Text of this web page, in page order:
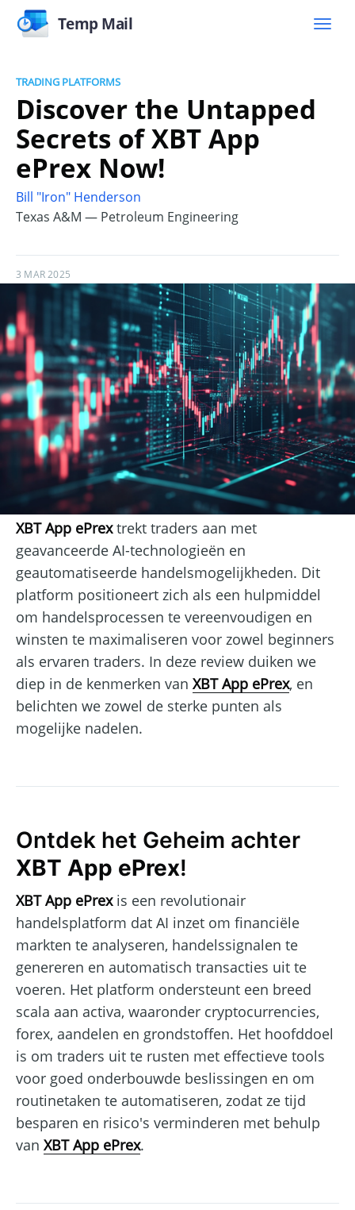
Temp Mail
TRADING PLATFORMS
Discover the Untapped
Secrets of XBT App
ePrex Now!
Bill "Iron" Henderson
Texas A&M — Petroleum Engineering
3 MAR 2025
XBT App ePrextrekt traders aan met
geavanceerde AI-technologieën en
geautomatiseerde handelsmogelijkheden. Dit
platform positioneert zich als een hulpmiddel
om handelsprocessen te vereenvoudigen en
winsten te maximaliseren voor zowel beginners
als ervaren traders. In deze review duiken we
diep in de kenmerken van XBT App ePrex, en
belichten we zowel de sterke punten als
mogelijke nadelen.
Ontdek het Geheim achter
XBT App ePrex!
XBT App ePrexis een revolutionair
handelsplatform dat AI inzet om financiële
markten te analyseren, handelssignalen te
genereren en automatisch transacties uit te
voeren. Het platform ondersteunt een breed
scala aan activa, waaronder cryptocurrencies,
forex, aandelen en grondstoffen. Het hoofddoel
is om traders uit te rusten met effectieve tools
voor goed onderbouwde beslissingen en om
routinetaken te automatiseren, zodat ze tijd
besparen en risico's verminderen met behulp
van XBT App ePrex.